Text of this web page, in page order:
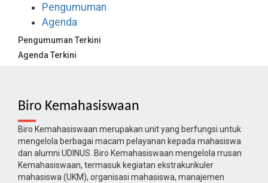
Pengumuman
Agenda
Pengumuman Terkini
Agenda Terkini
Biro Kemahasiswaan
Biro Kemahasiswaan merupakan unit yang berfungsi untuk
mengelola berbagai macam pelayanan kepada mahasiswa
dan alumni UDINUS. Biro Kemahasiswaan mengelola rrusan
Kemahasiswaan, termasuk kegiatan ekstrakurikuler
mahasiswa (UKM), organisasi mahasiswa, manajemen